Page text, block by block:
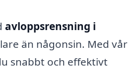
avloppsrensning i
än någonsin. Med vår
snabbt och effektivt